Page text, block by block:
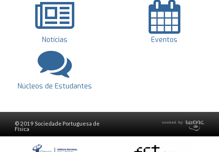
Notícias Eventos
Núcleos de Estudantes
© 2019 Sociedade Portuguesa de
Física